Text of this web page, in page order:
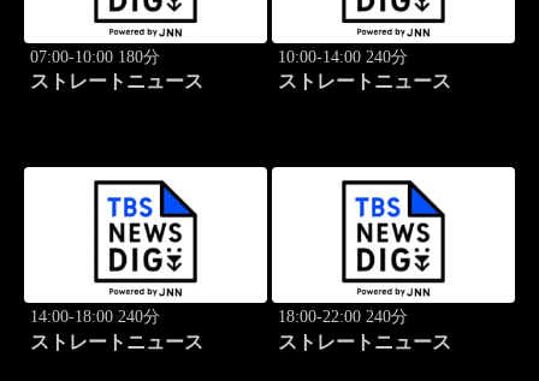
07:00-10:00 180分
ストレートニュース
10:00-14:00 240分
ストレートニュース
14:00-18:00 240分
ストレートニュース
18:00-22:00 240分
ストレートニュース